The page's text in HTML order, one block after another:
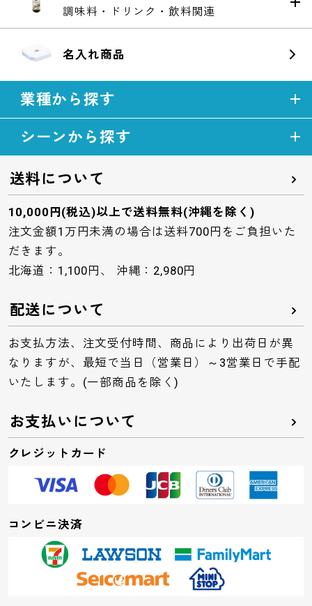
調味料・ドリンク・飲料関連
名入れ商品
業種から探す
シーンから探す
送料について
10,000円(税込)以上で送料無料(沖縄を除く)
注文金額1万円未満の場合は送料700円をご負担いた
だきます。
北海道：1,100円、 沖縄：2,980円
配送について
お支払方法、注文受付時間、商品により出荷日が異
なりますが、最短で当日（営業日）～3営業日で手配
いたします。(一部商品を除く)
お支払いについて
クレジットカード
コンビニ決済